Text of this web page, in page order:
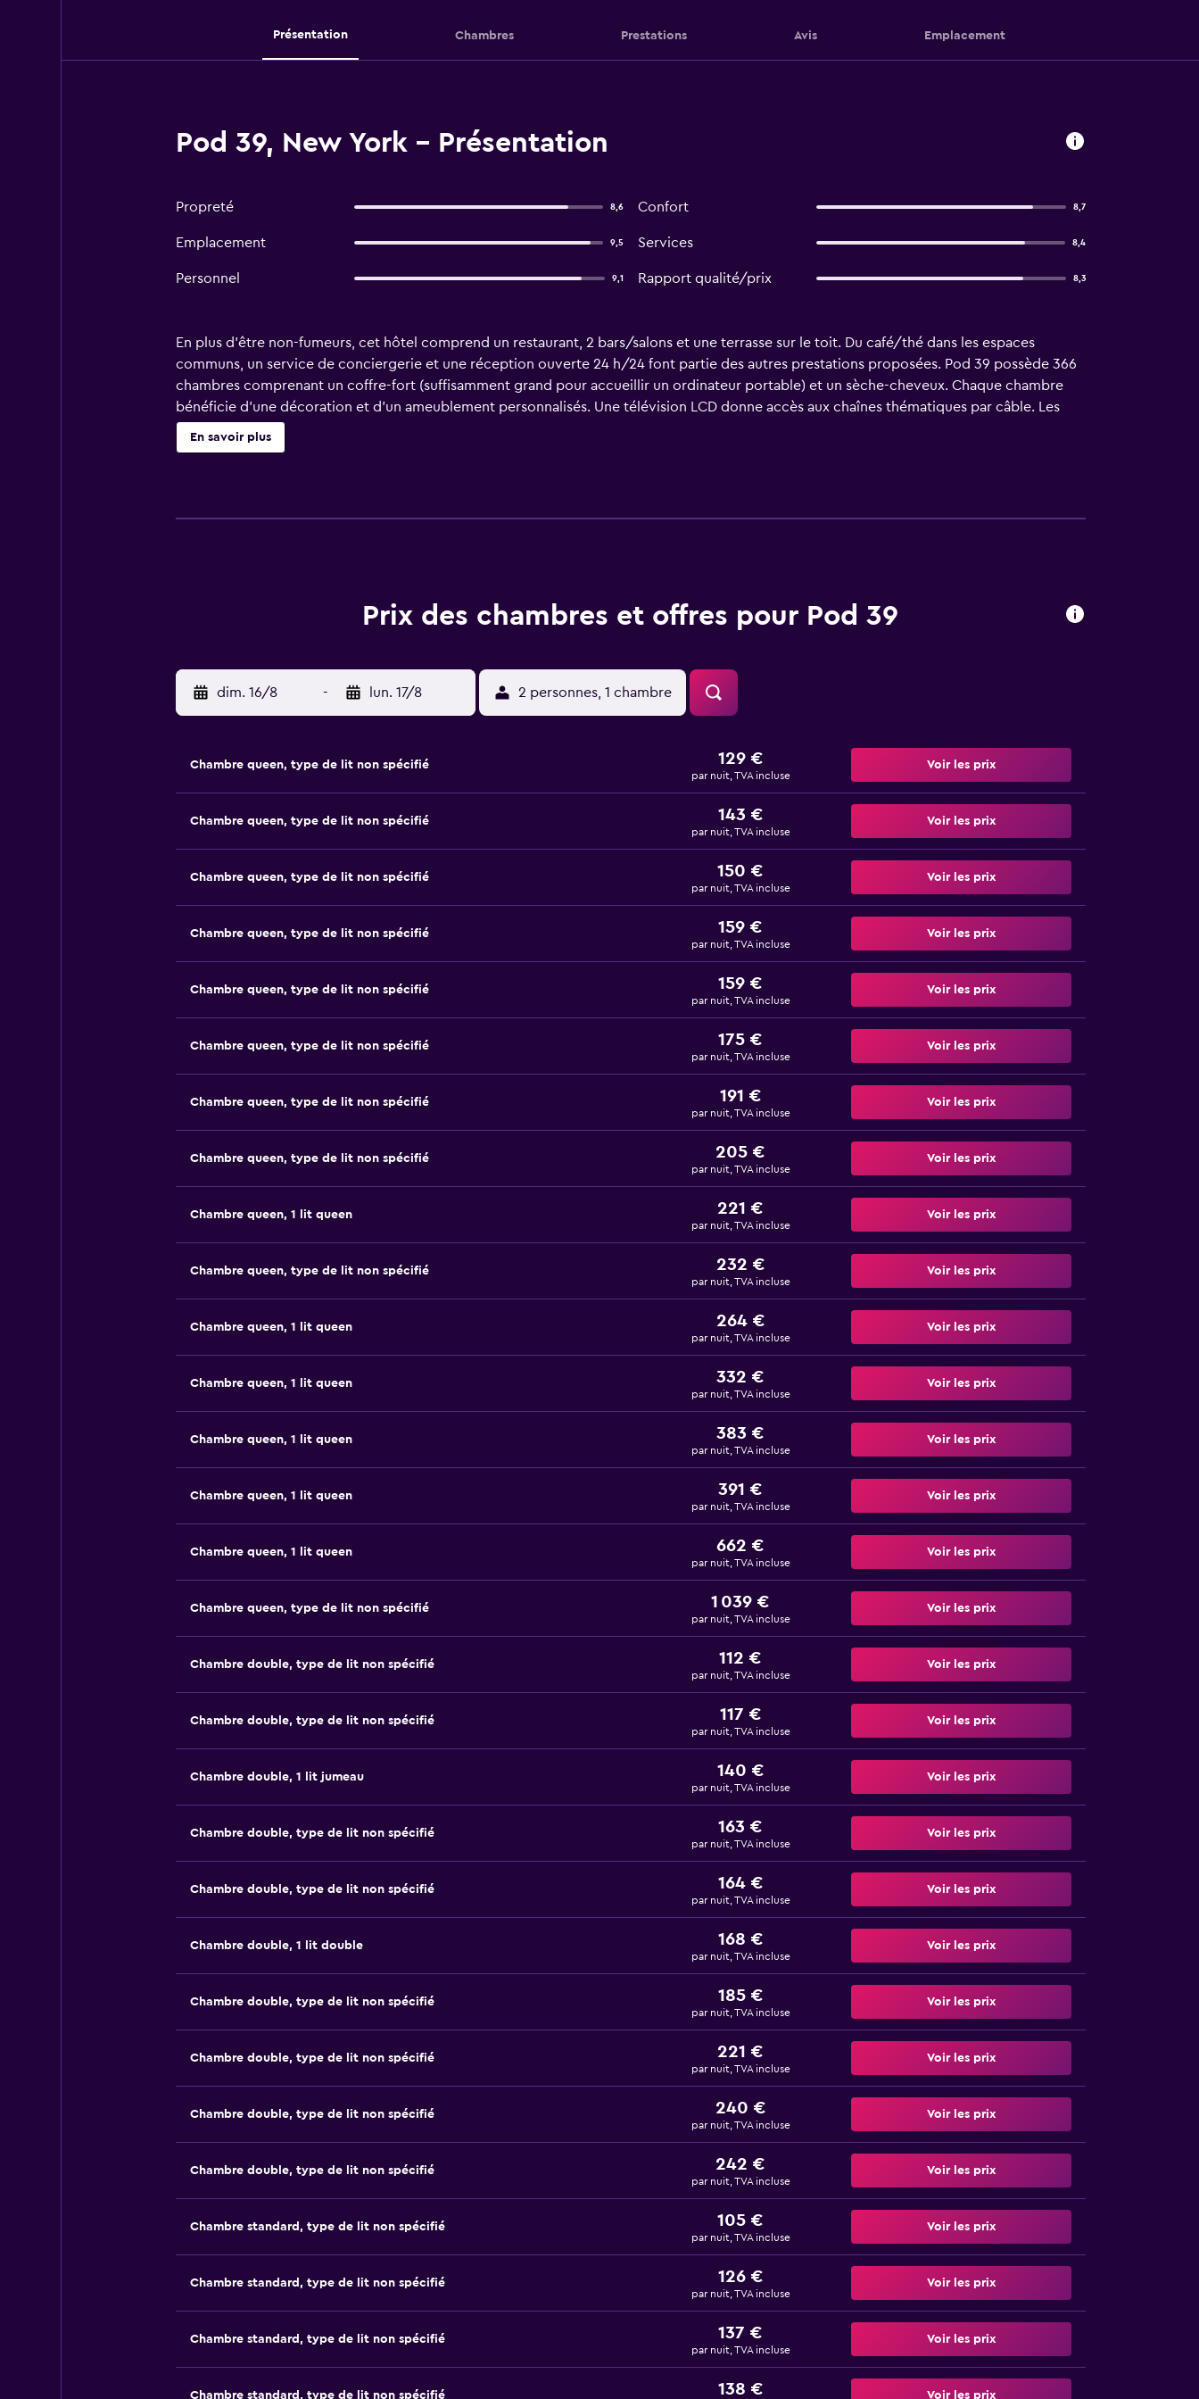
Présentation Chambres Prestations Avis Emplacement
Pod 39, New York - Présentation
Propreté 8,6 Confort 8,7
Emplacement 9,5 Services 8,4
Personnel 9,1 Rapport qualité/prix 8,3
En plus d'être non-fumeurs, cet hôtel comprend un restaurant, 2 bars/salons et une terrasse sur le toit. Du café/thé dans les espaces
communs, un service de conciergerie et une réception ouverte 24 h/24 font partie des autres prestations proposées. Pod 39 possède 366
chambres comprenant un coffre-fort (suffisamment grand pour accueillir un ordinateur portable) et un sèche-cheveux. Chaque chambre
bénéficie d'une décoration et d'un ameublement personnalisés. Une télévision LCD donne accès aux chaînes thématiques par câble. Les
salles de bain comprennent une douche avec un pommeau de douche à « effet pluie » et des articles de toilette gratuits. Parmi les services
d'affaires, les chambres comprennent des bureaux et des chaises de bureau, ainsi qu'un téléphone; vous pouvez passer des appels locaux
En savoir plus
Prix des chambres et offres pour Pod 39
dim. 16/8 - lun. 17/8 2 personnes, 1 chambre
Chambre queen, type de lit non spécifié 129 €
par nuit, TVA incluse
Voir les prix
Chambre queen, type de lit non spécifié 143 €
par nuit, TVA incluse
Voir les prix
Chambre queen, type de lit non spécifié 150 €
par nuit, TVA incluse
Voir les prix
Chambre queen, type de lit non spécifié 159 €
par nuit, TVA incluse
Voir les prix
Chambre queen, type de lit non spécifié 159 €
par nuit, TVA incluse
Voir les prix
Chambre queen, type de lit non spécifié 175 €
par nuit, TVA incluse
Voir les prix
Chambre queen, type de lit non spécifié 191 €
par nuit, TVA incluse
Voir les prix
Chambre queen, type de lit non spécifié 205 €
par nuit, TVA incluse
Voir les prix
Chambre queen, 1 lit queen 221 €
par nuit, TVA incluse
Voir les prix
Chambre queen, type de lit non spécifié 232 €
par nuit, TVA incluse
Voir les prix
Chambre queen, 1 lit queen 264 €
par nuit, TVA incluse
Voir les prix
Chambre queen, 1 lit queen 332 €
par nuit, TVA incluse
Voir les prix
Chambre queen, 1 lit queen 383 €
par nuit, TVA incluse
Voir les prix
Chambre queen, 1 lit queen 391 €
par nuit, TVA incluse
Voir les prix
Chambre queen, 1 lit queen 662 €
par nuit, TVA incluse
Voir les prix
Chambre queen, type de lit non spécifié 1 039 €
par nuit, TVA incluse
Voir les prix
Chambre double, type de lit non spécifié 112 €
par nuit, TVA incluse
Voir les prix
Chambre double, type de lit non spécifié 117 €
par nuit, TVA incluse
Voir les prix
Chambre double, 1 lit jumeau 140 €
par nuit, TVA incluse
Voir les prix
Chambre double, type de lit non spécifié 163 €
par nuit, TVA incluse
Voir les prix
Chambre double, type de lit non spécifié 164 €
par nuit, TVA incluse
Voir les prix
Chambre double, 1 lit double 168 €
par nuit, TVA incluse
Voir les prix
Chambre double, type de lit non spécifié 185 €
par nuit, TVA incluse
Voir les prix
Chambre double, type de lit non spécifié 221 €
par nuit, TVA incluse
Voir les prix
Chambre double, type de lit non spécifié 240 €
par nuit, TVA incluse
Voir les prix
Chambre double, type de lit non spécifié 242 €
par nuit, TVA incluse
Voir les prix
Chambre standard, type de lit non spécifié 105 €
par nuit, TVA incluse
Voir les prix
Chambre standard, type de lit non spécifié 126 €
par nuit, TVA incluse
Voir les prix
Chambre standard, type de lit non spécifié 137 €
par nuit, TVA incluse
Voir les prix
Chambre standard, type de lit non spécifié 138 € Voir les prix